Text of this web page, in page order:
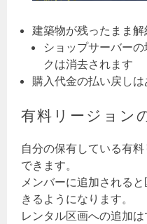
建築物が残ったまま
ショップサーバー
クは消去されます
購入代金の払い戻し
有料リージョン
自分の保有している有
できます。
メンバーに追加される
きるようになります。
レンタル区画への追加